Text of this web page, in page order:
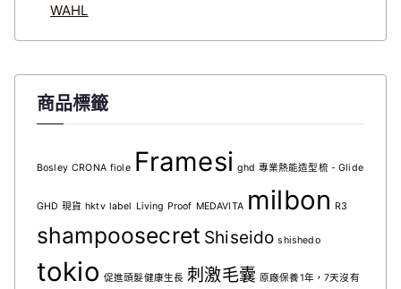
WAHL
商品標籤
Bosley CRONA fiole Framesi ghd 專業熱能造型梳 - Glide
GHD 現貨 hktv label Living Proof MEDAVITA milbon R3
shampoosecret Shiseido shishedo
tokio 促進頭髮健康生長 刺激毛囊 原廠保養1年，7天沒有